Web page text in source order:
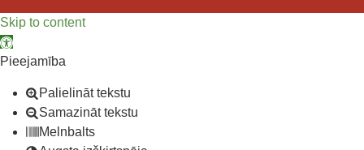
Skip to content
Open toolbar
Pieejamība
Palielināt tekstu
Samazināt tekstu
Melnbalts